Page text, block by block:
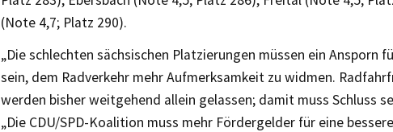
(Note 4,7; Platz 290).
„Die schlechten sächsischen Platzierungen müssen ein Ansporn
sein, dem Radverkehr mehr Aufmerksamkeit zu widmen.
werden bisher weitgehend allein gelassen; damit muss Schluss
„Die CDU/SPD-Koalition muss mehr Fördergelder für eine bessere